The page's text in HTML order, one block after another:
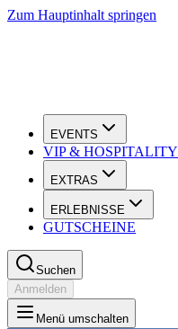
Zum Hauptinhalt springen
EVENTS
VIP & HOSPITALITY
EXTRAS
ERLEBNISSE
GUTSCHEINE
Suchen
Anmelden
Menü umschalten